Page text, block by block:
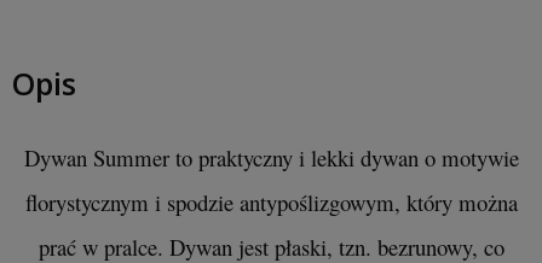
Opis
Dywan Summer to praktyczny i lekki dywan o motywie
florystycznym i spodzie antypoślizgowym, który można
prać w pralce. Dywan jest płaski, tzn. bezrunowy, co